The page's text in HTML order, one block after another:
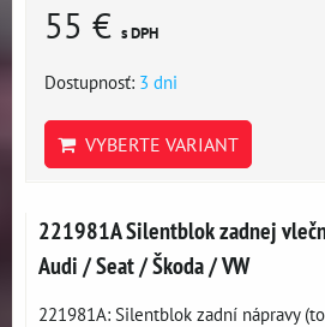
55 € s DPH
Dostupnosť: 3 dni
VYBERTE VARIANT
221981A Silentblok zadnej
Audi / Seat / Škoda / VW
221981A: Silentblok zadní nápravy